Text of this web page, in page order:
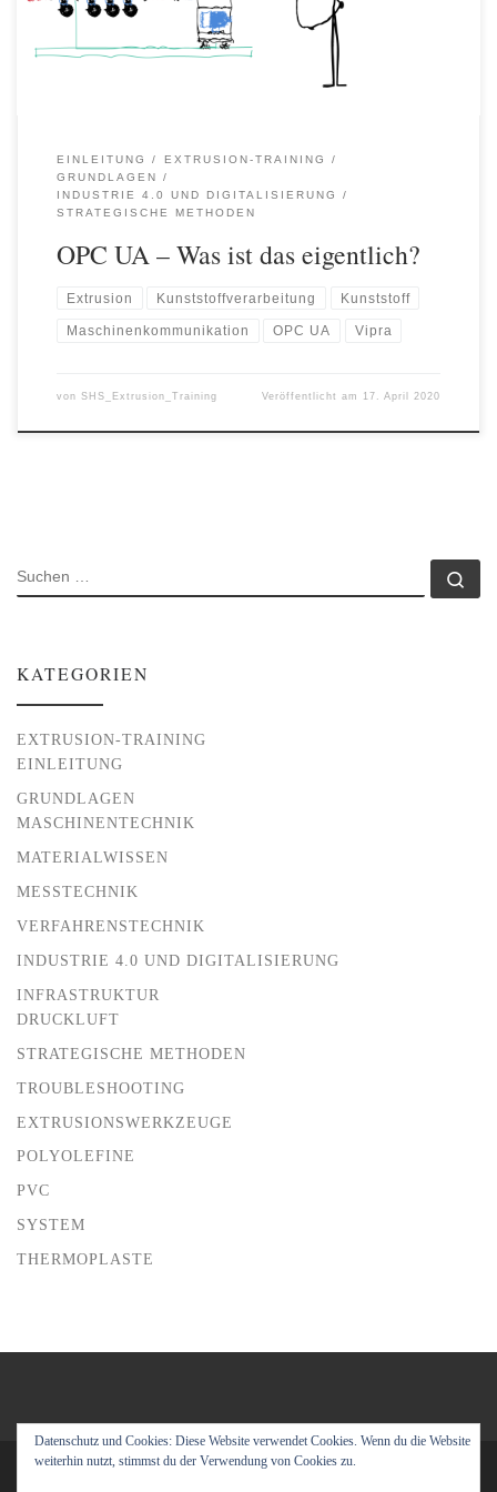
Produktleitsysteme, BDE etc.) ist es notwendig, dass bekannt ist in
welchem Datenmodell die Signale von der jeweiligen Anlage […]
EINLEITUNG
EXTRUSION-TRAINING
GRUNDLAGEN
INDUSTRIE 4.0 UND DIGITALISIERUNG
STRATEGISCHE METHODEN
OPC UA – Was ist das eigentlich?
Extrusion Kunststoffverarbeitung Kunststoff
Maschinenkommunikation OPC UA Vipra
von SHS_Extrusion_Training Veröffentlicht am 17. April 2020
SUCHE
KATEGORIEN
EXTRUSION-TRAINING
EINLEITUNG
GRUNDLAGEN
MASCHINENTECHNIK
MATERIALWISSEN
MESSTECHNIK
VERFAHRENSTECHNIK
INDUSTRIE 4.0 UND DIGITALISIERUNG
INFRASTRUKTUR
DRUCKLUFT
STRATEGISCHE METHODEN
TROUBLESHOOTING
EXTRUSIONSWERKZEUGE
POLYOLEFINE
PVC
SYSTEM
THERMOPLASTE
Datenschutz und Cookies: Diese Website verwendet Cookies. Wenn du die Website
weiterhin nutzt, stimmst du der Verwendung von Cookies zu.